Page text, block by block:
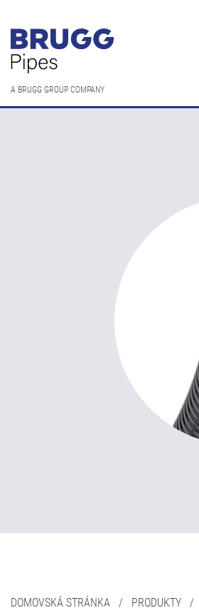
A BRUGG GROUP COMPANY
DOMOVSKÁ STRÁNKA / PRODUKTY /